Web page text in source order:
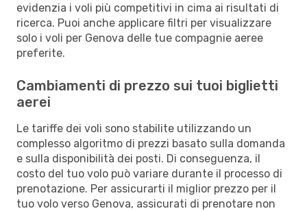
evidenzia i voli più competitivi in cima ai risultati di
ricerca. Puoi anche applicare filtri per visualizzare
solo i voli per Genova delle tue compagnie aeree
preferite.
Cambiamenti di prezzo sui tuoi biglietti
aerei
Le tariffe dei voli sono stabilite utilizzando un
complesso algoritmo di prezzi basato sulla domanda
e sulla disponibilità dei posti. Di conseguenza, il
costo del tuo volo può variare durante il processo di
prenotazione. Per assicurarti il miglior prezzo per il
tuo volo verso Genova, assicurati di prenotare non